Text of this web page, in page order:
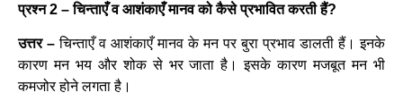
प्रश्न 2 – चिन्ताएँ व आशंकाएँ मानव को कैसे प्रभावित करती हैं?
उत्तर – चिन्ताएँ व आशंकाएँ मानव के मन पर बुरा प्रभाव डालती हैं। इनके
कारण मन भय और शोक से भर जाता है। इसके कारण मजबूत मन भी
कमजोर होने लगता है।